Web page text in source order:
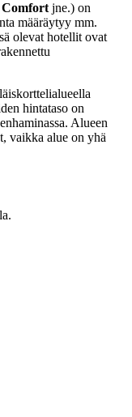
Comfort jne.) on
määräytyy mm.
olevat hotellit ovat
hintataso on
Alueen
vaikka alue on yhä